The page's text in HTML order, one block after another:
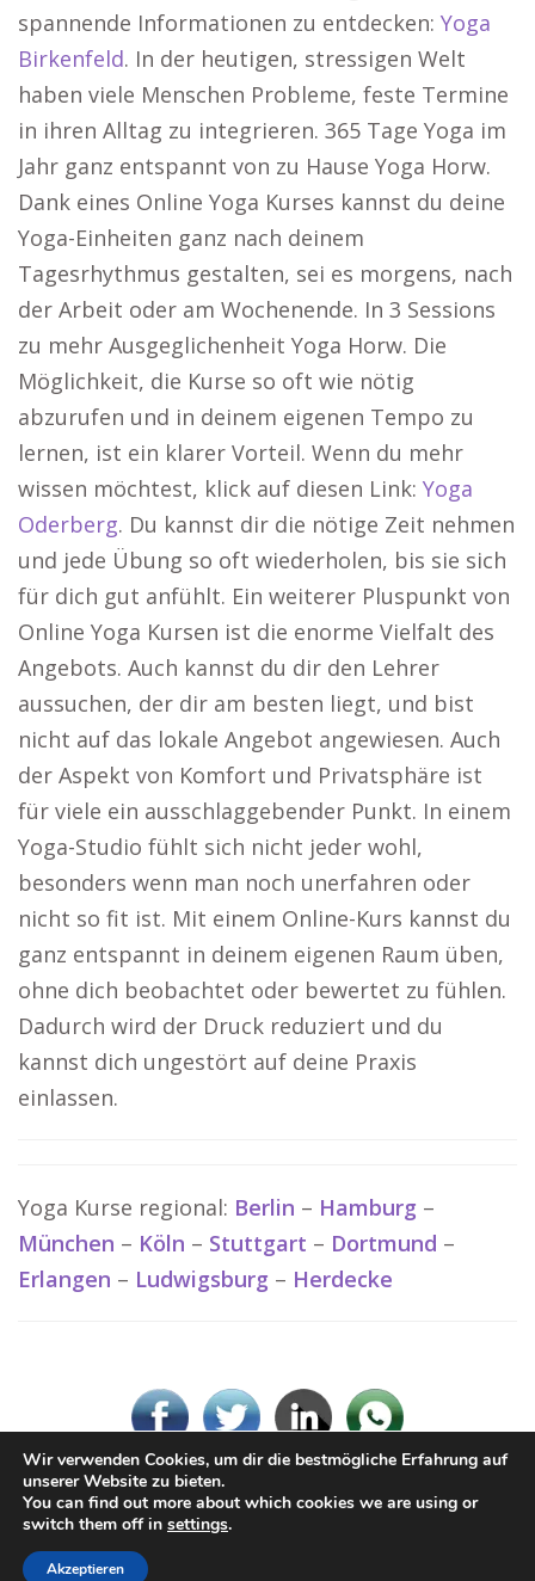
spannende Informationen zu entdecken: Yoga
Birkenfeld. In der heutigen, stressigen Welt
haben viele Menschen Probleme, feste Termine
in ihren Alltag zu integrieren. 365 Tage Yoga im
Jahr ganz entspannt von zu Hause Yoga Horw.
Dank eines Online Yoga Kurses kannst du deine
Yoga-Einheiten ganz nach deinem
Tagesrhythmus gestalten, sei es morgens, nach
der Arbeit oder am Wochenende. In 3 Sessions
zu mehr Ausgeglichenheit Yoga Horw. Die
Möglichkeit, die Kurse so oft wie nötig
abzurufen und in deinem eigenen Tempo zu
lernen, ist ein klarer Vorteil. Wenn du mehr
wissen möchtest, klick auf diesen Link: Yoga
Oderberg. Du kannst dir die nötige Zeit nehmen
und jede Übung so oft wiederholen, bis sie sich
für dich gut anfühlt. Ein weiterer Pluspunkt von
Online Yoga Kursen ist die enorme Vielfalt des
Angebots. Auch kannst du dir den Lehrer
aussuchen, der dir am besten liegt, und bist
nicht auf das lokale Angebot angewiesen. Auch
der Aspekt von Komfort und Privatsphäre ist
für viele ein ausschlaggebender Punkt. In einem
Yoga-Studio fühlt sich nicht jeder wohl,
besonders wenn man noch unerfahren oder
nicht so fit ist. Mit einem Online-Kurs kannst du
ganz entspannt in deinem eigenen Raum üben,
ohne dich beobachtet oder bewertet zu fühlen.
Dadurch wird der Druck reduziert und du
kannst dich ungestört auf deine Praxis
einlassen.
Yoga Kurse regional: Berlin – Hamburg –
München – Köln – Stuttgart – Dortmund –
Erlangen – Ludwigsburg – Herdecke
© www-Yoga.de
Impressum / Datenschutz
Wir verwenden Cookies, um dir die bestmögliche Erfahrung auf
unserer Website zu bieten.
You can find out more about which cookies we are using or
switch them off in settings.
Akzeptieren